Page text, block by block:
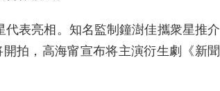
表亮相。知名監制鐘澍佳攜衆星推介
拍，高海甯宣布将主演衍生劇《新聞